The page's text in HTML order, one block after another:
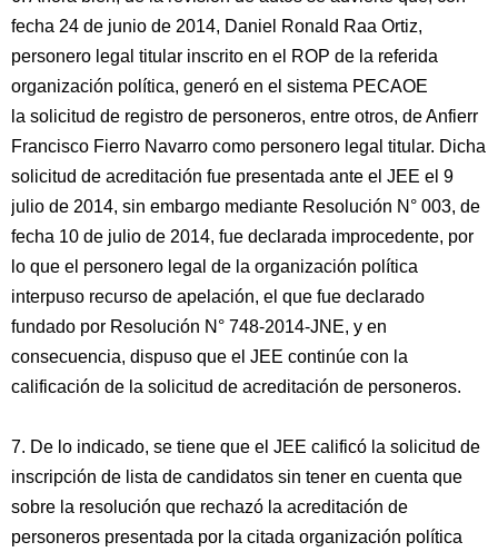
fecha 24 de junio de 2014, Daniel Ronald Raa Ortiz,
personero legal titular inscrito en el ROP de la referida
organización política, generó en el sistema PECAOE
la solicitud de registro de personeros, entre otros, de Anfierr
Francisco Fierro Navarro como personero legal titular. Dicha
solicitud de acreditación fue presentada ante el JEE el 9
julio de 2014, sin embargo mediante Resolución N° 003, de
fecha 10 de julio de 2014, fue declarada improcedente, por
lo que el personero legal de la organización política
interpuso recurso de apelación, el que fue declarado
fundado por Resolución N° 748-2014-JNE, y en
consecuencia, dispuso que el JEE continúe con la
calificación de la solicitud de acreditación de personeros.
7. De lo indicado, se tiene que el JEE calificó la solicitud de
inscripción de lista de candidatos sin tener en cuenta que
sobre la resolución que rechazó la acreditación de
personeros presentada por la citada organización política